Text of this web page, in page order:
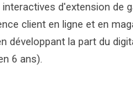
d'extension de
client en ligne et en
développant la part du
6 ans).